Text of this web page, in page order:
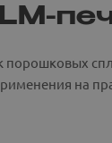
порошковых
на